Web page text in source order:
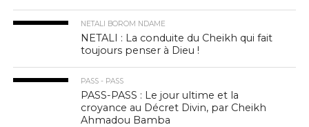
NETALI BOROM NDAME
NETALI : La conduite du Cheikh qui fait
toujours penser à Dieu !
PASS - PASS
PASS-PASS : Le jour ultime et la
croyance au Décret Divin, par Cheikh
Ahmadou Bamba